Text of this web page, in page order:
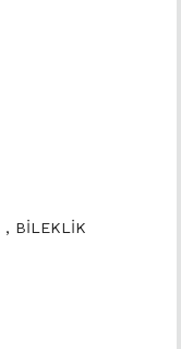
, BİLEKLİK